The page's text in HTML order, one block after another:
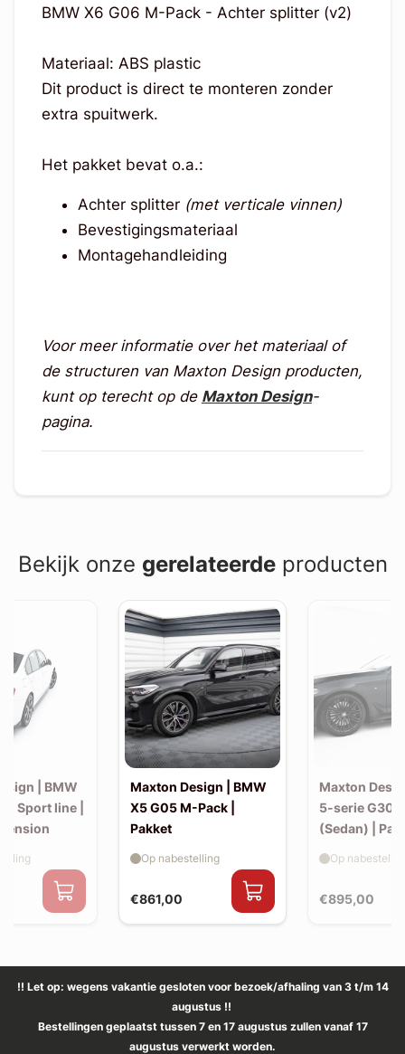
BMW X6 G06 M-Pack - Achter splitter (v2)
Materiaal: ABS plastic
Dit product is direct te monteren zonder
extra spuitwerk.
Het pakket bevat o.a.:
Achter splitter (met verticale vinnen)
Bevestigingsmateriaal
Montagehandleiding
Voor meer informatie over het materiaal of
de structuren van Maxton Design producten,
kunt op terecht op de Maxton Design-
pagina.
Bekijk onze gerelateerdeproducten
| BMW
Sport line |
Maxton Design | BMW
X5 G05 M-Pack |
Pakket
€861,00
Op nabestelling
Maxton
5-serie G30
(Sedan) |
€895,00
Op
!! Let op: wegens vakantie gesloten voor bezoek/afhaling van 3 t/m 14
augustus !!
Bestellingen geplaatst tussen 7 en 17 augustus zullen vanaf 17
augustus verwerkt worden.